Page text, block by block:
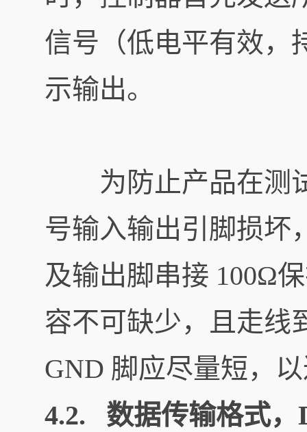
信号（低电平有效，
示输出。
为防止产品在测试
号输入输出引脚损坏
及输出脚串接 100Ω
容不可缺少，且走线
GND 脚应尽量短，
4.2. 数据传输格式，